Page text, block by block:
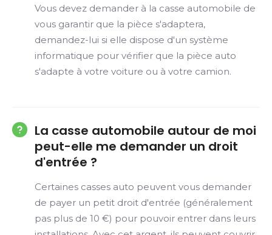
Vous devez demander à la casse automobile de
vous garantir que la pièce s'adaptera,
demandez-lui si elle dispose d'un système
informatique pour vérifier que la pièce auto
s'adapte à votre voiture ou à votre camion.
La casse automobile autour de moi
peut-elle me demander un droit
d'entrée ?
Certaines casses auto peuvent vous demander
de payer un petit droit d'entrée (généralement
pas plus de 10 €) pour pouvoir entrer dans leurs